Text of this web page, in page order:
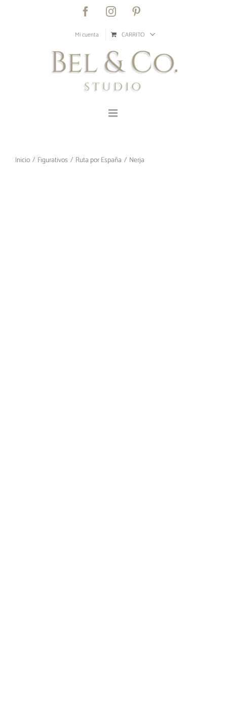
FacebookInstagram
Mi cuenta CARRITO
Inicio Figurativos Ruta por España Nerja